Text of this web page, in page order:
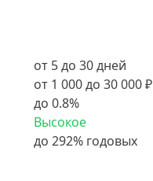
от 5 до 30 дней
от 1 000 до 30 000 ₽
до 0.8%
Высокое